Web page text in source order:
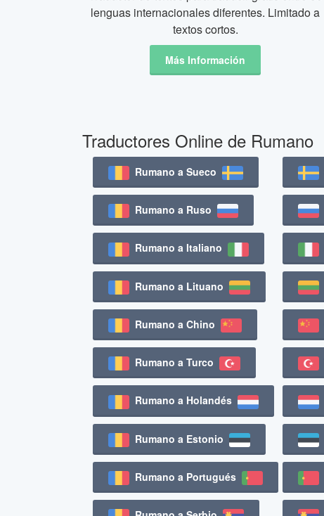
lenguas internacionales diferentes. Limitado a
textos cortos.
Más Información
Traductores Online de Rumano
Rumano a Sueco
Rumano a Ruso
Rumano a Italiano
Rumano a Lituano
Rumano a Chino
Rumano a Turco
Rumano a Holandés
Rumano a Estonio
Rumano a Portugués